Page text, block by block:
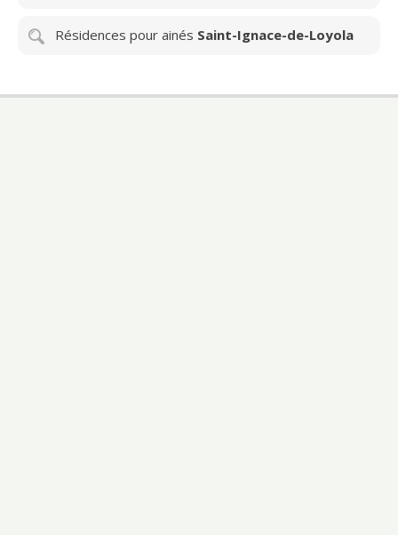
Résidences pour ainés Saint-Ignace-de-Loyola